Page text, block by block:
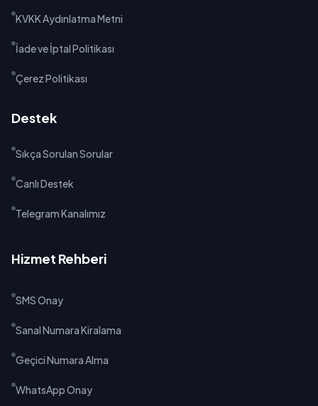
KVKK Aydınlatma Metni
İade ve İptal Politikası
Çerez Politikası
Destek
Sıkça Sorulan Sorular
Canlı Destek
Telegram Kanalımız
Hizmet Rehberi
SMS Onay
Sanal Numara Kiralama
Geçici Numara Alma
WhatsApp Onay